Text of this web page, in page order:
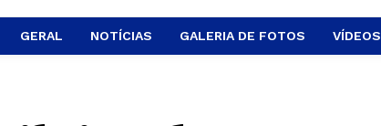
GERAL NOTÍCIAS GALERIA DE FOTOS VÍDEOS